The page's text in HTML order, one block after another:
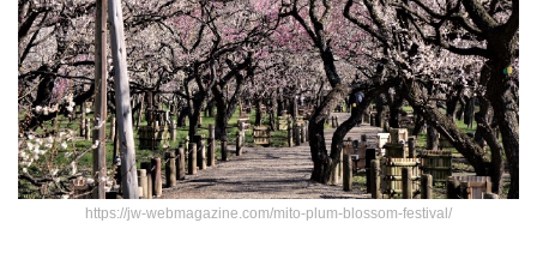
https://jw-webmagazine.com/mito-plum-blossom-festival/